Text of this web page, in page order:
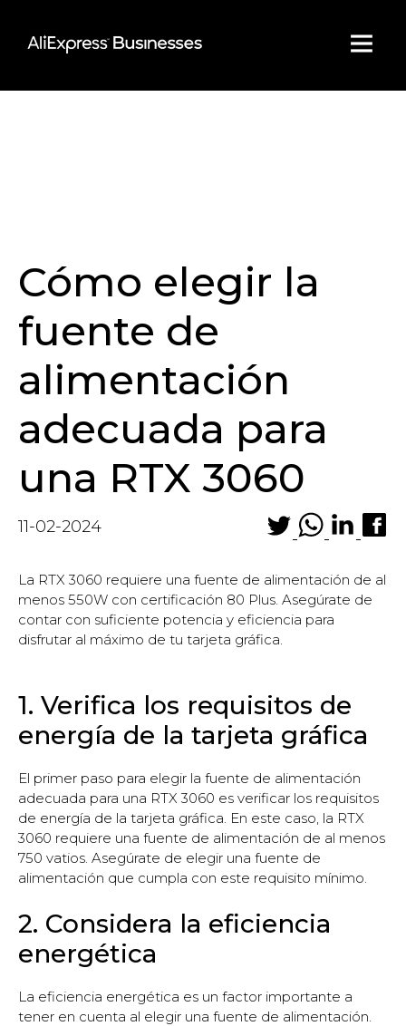
content
Cómo elegir la
fuente de
alimentación
adecuada para
una RTX 3060
11-02-2024
La RTX 3060 requiere una fuente de alimentación de al
menos 550W con certificación 80 Plus. Asegúrate de
contar con suficiente potencia y eficiencia para
disfrutar al máximo de tu tarjeta gráfica.
1. Verifica los requisitos de
energía de la tarjeta gráfica
El primer paso para elegir la fuente de alimentación
adecuada para una RTX 3060 es verificar los requisitos
de energía de la tarjeta gráfica. En este caso, la RTX
3060 requiere una fuente de alimentación de al menos
750 vatios. Asegúrate de elegir una fuente de
alimentación que cumpla con este requisito mínimo.
2. Considera la eficiencia
energética
La eficiencia energética es un factor importante a
tener en cuenta al elegir una fuente de alimentación.